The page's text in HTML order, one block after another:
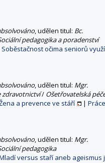
, udělen titul: Bc.
pedagogika a poradenství
Soběstačnost očima seniorů
, udělen titul: Mgr.
zdravotnictví/ Ošetřovatelská
a prevence ve stáří |
, udělen titul: Mgr.
pedagogika
versus staří aneb